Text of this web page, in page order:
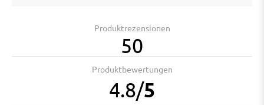
Produktrezensionen
50
Produktbewertungen
4.8/5